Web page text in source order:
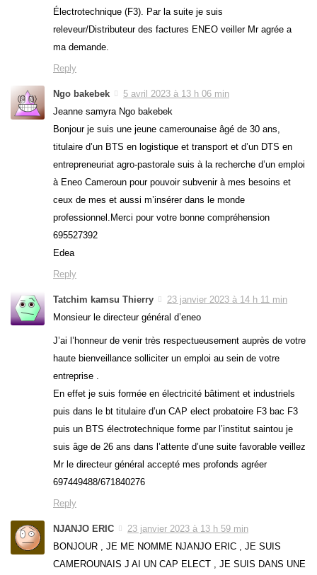
Électrotechnique (F3). Par la suite je suis
releveur/Distributeur des factures ENEO veiller Mr agrée a
ma demande.
Reply
Ngo bakebek
5 avril 2023 à 13 h 06 min
Jeanne samyra Ngo bakebek
Bonjour je suis une jeune camerounaise âgé de 30 ans,
titulaire d’un BTS en logistique et transport et d’un DTS en
entrepreneuriat agro-pastorale suis à la recherche d’un emploi
à Eneo Cameroun pour pouvoir subvenir à mes besoins et
ceux de mes et aussi m’insérer dans le monde
professionnel.Merci pour votre bonne compréhension
695527392
Edea
Reply
Tatchim kamsu Thierry
23 janvier 2023 à 14 h 11 min
Monsieur le directeur général d’eneo
J’ai l’honneur de venir très respectueusement auprès de votre
haute bienveillance solliciter un emploi au sein de votre
entreprise .
En effet je suis formée en électricité bâtiment et industriels
puis dans le bt titulaire d’un CAP elect probatoire F3 bac F3
puis un BTS électrotechnique forme par l’institut saintou je
suis âge de 26 ans dans l’attente d’une suite favorable veillez
Mr le directeur général accepté mes profonds agréer
697449488/671840276
Reply
NJANJO ERIC
23 janvier 2023 à 13 h 59 min
BONJOUR , JE ME NOMME NJANJO ERIC , JE SUIS
CAMEROUNAIS J AI UN CAP ELECT , JE SUIS DANS UNE